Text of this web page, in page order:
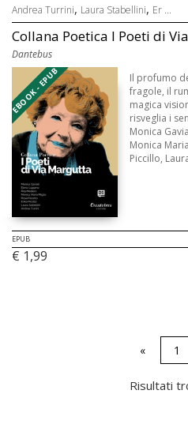
Andrea Turrini, Laura Stabellini, Er ...
Collana Poetica I Poeti di
Dantebus
EBOOK - EPUB
Il profumo
fragole, il
magica
risveglia i
Monica
Monica
Piccillo,
EPUB
€ 1,99
« 1
Risultati